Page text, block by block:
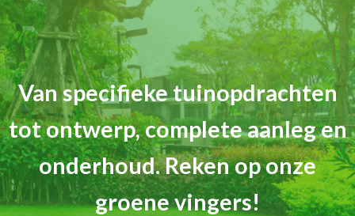
Van specifieke tuinopdrachten
tot ontwerp, complete aanleg en
onderhoud. Reken op onze
groene vingers!